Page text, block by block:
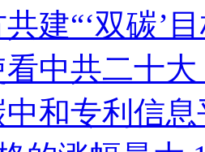
共建“‘双碳’
中共二十
和专利信息